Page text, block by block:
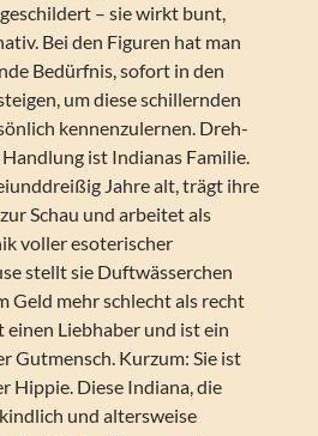
– sie wirkt bunt,
Bei den Figuren hat man
Bedürfnis, sofort in den
um diese schillernden
kennenzulernen. Dreh-
ist Indianas Familie.
Jahre alt, trägt ihre
Schau und arbeitet als
voller esoterischer
stellt sie Duftwässerchen
Geld mehr schlecht als recht
einen Liebhaber und ist ein
Gutmensch. Kurzum: Sie ist
Hippie. Diese Indiana, die
und altersweise